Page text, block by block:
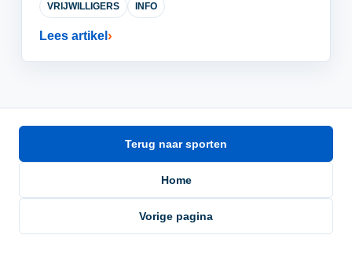
VRIJWILLIGERS INFO
Lees artikel
Terug naar sporten
Home
Vorige pagina